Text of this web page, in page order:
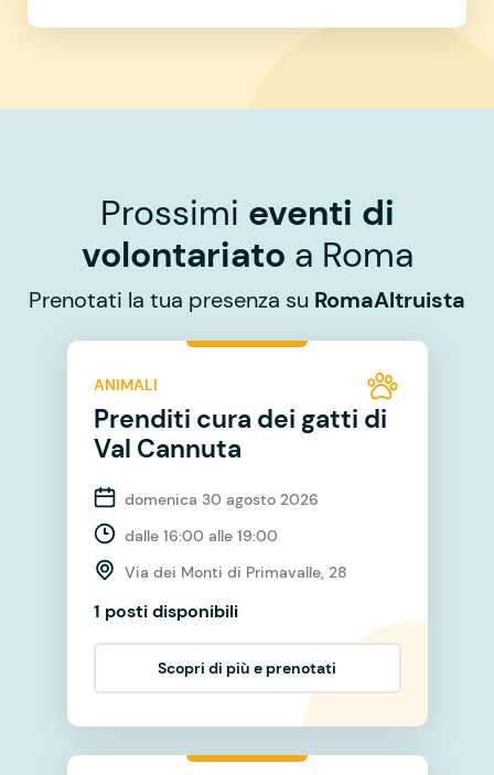
Prossimi eventi di
volontariato a Roma
Prenotati la tua presenza su RomaAltruista
ANIMALI
Prenditi cura dei gatti di
Val Cannuta
domenica 30 agosto 2026
dalle 16:00 alle 19:00
Via dei Monti di Primavalle, 28
1 posti disponibili
Scopri di più e prenotati